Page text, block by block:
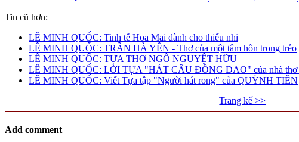
Tin cũ hơn:
LÊ MINH QUỐC: Tinh tế Hoa Mai dành cho thiếu nhi
LÊ MINH QUỐC: TRẦN HÀ YÊN - Thơ của một tâm hồn trong trẻo
LÊ MINH QUỐC: TỰA THƠ NGÔ NGUYỆT HỮU
LÊ MINH QUỐC: LỜI TỰA "HÁT CÂU ĐỒNG DAO" của nhà
LÊ MINH QUỐC: Viết Tựa tập "Người hát rong" của QUỲNH TIÊN
Trang kế >>
Add comment